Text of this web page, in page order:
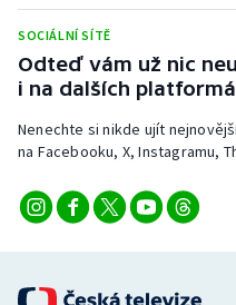
Veslování
Volejbal
Ostatní
SOCIÁLNÍ SÍTĚ
Odteď vám už nic
i na dalších
Nenechte si nikde ujít
na Facebooku, X, Instagramu,